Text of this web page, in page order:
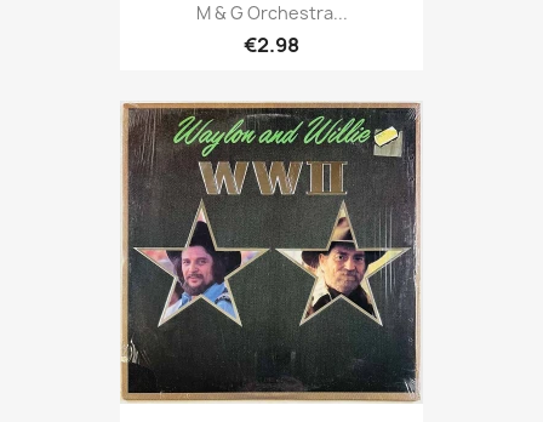
M & G Orchestra...
€2.98